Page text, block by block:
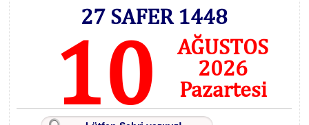
27 SAFER 1448
10
AĞUSTOS
2026
Pazartesi